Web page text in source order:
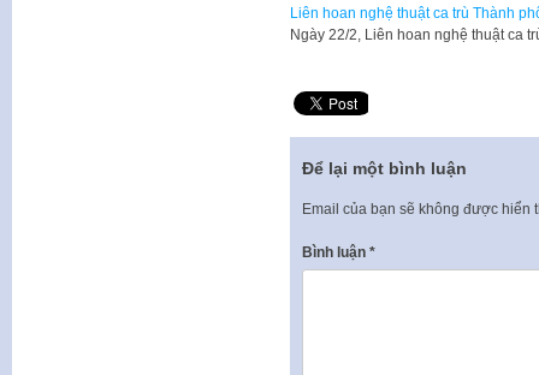
Liên hoan nghệ thuật ca trù Thành
Ngày 22/2, Liên hoan nghệ thuật ca
Để lại một bình luận
Email của bạn sẽ không được hiển
Bình luận *